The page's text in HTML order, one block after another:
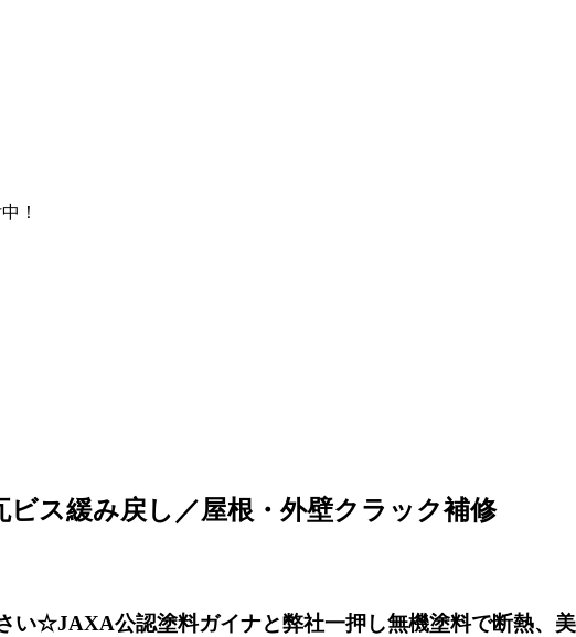
！
ス緩み戻し／屋根・外壁クラック補修
い☆JAXA公認塗料ガイナと弊社一押し無機塗料で断熱、